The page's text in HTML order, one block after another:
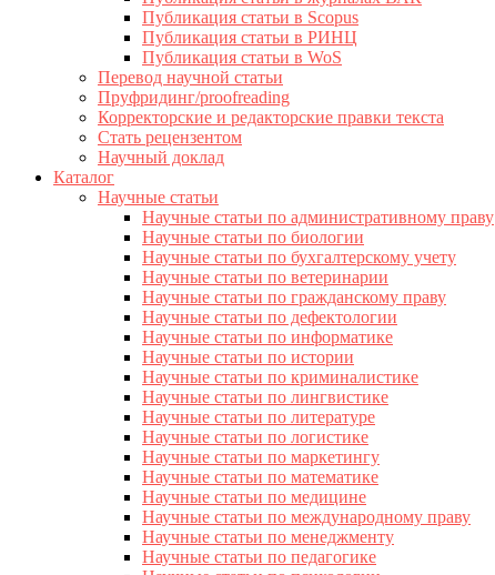
Публикация статьи в Scopus
Публикация статьи в РИНЦ
Публикация статьи в WoS
Перевод научной статьи
Пруфридинг/proofreading
Корректорские и редакторские правки текста
Стать рецензентом
Научный доклад
Каталог
Научные статьи
Научные статьи по административному праву
Научные статьи по биологии
Научные статьи по бухгалтерскому учету
Научные статьи по ветеринарии
Научные статьи по гражданскому праву
Научные статьи по дефектологии
Научные статьи по информатике
Научные статьи по истории
Научные статьи по криминалистике
Научные статьи по лингвистике
Научные статьи по литературе
Научные статьи по логистике
Научные статьи по маркетингу
Научные статьи по математике
Научные статьи по медицине
Научные статьи по международному праву
Научные статьи по менеджменту
Научные статьи по педагогике